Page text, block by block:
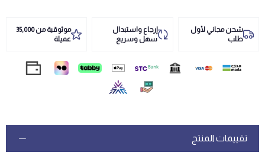
شحن مجاني لأول
طلب
إرجاع واستبدال
سهل وسريع
موثوقية من 35,000
عميلة
تقييمات المنتج